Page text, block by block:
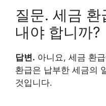
질문. 세금
내야 합니까?
답변. 아니요, 세금 환
환급은 납부한 세금의
것입니다.